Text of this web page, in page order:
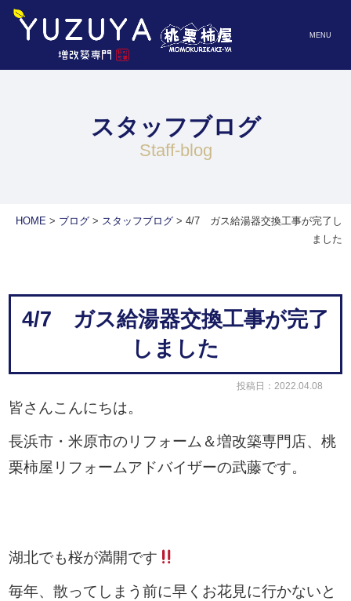
MENU
スタッフブログ
staff-blog
HOME> ブログ> スタッフブログ> 4/7 ガス給湯器交換工事が完了し
ました
4/7 ガス給湯器交換工事が完了
しました
投稿日：2022.04.08
皆さんこんにちは。
長浜市・米原市のリフォーム＆増改築専門店、桃
栗柿屋リフォームアドバイザーの武藤です。
湖北でも桜が満開です
毎年、散ってしまう前に早くお花見に行かないと